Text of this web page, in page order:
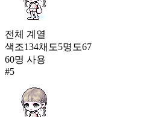
전체 계열
색조134채도5명도67
60명 사용
#5